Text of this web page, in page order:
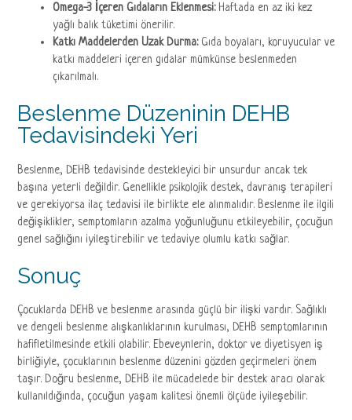
Omega-3 İçeren Gıdaların Eklenmesi:Haftada en az iki kez
yağlı balık tüketimi önerilir.
Katkı Maddelerden Uzak Durma:Gıda boyaları, koruyucular ve
katkı maddeleri içeren gıdalar mümkünse beslenmeden
çıkarılmalı.
Beslenme Düzeninin DEHB
Tedavisindeki Yeri
Beslenme, DEHB tedavisinde destekleyici bir unsurdur ancak tek
başına yeterli değildir. Genellikle psikolojik destek, davranış terapileri
ve gerekiyorsa ilaç tedavisi ile birlikte ele alınmalıdır. Beslenme ile ilgili
değişiklikler, semptomların azalma yoğunluğunu etkileyebilir, çocuğun
genel sağlığını iyileştirebilir ve tedaviye olumlu katkı sağlar.
Sonuç
Çocuklarda DEHB ve beslenme arasında güçlü bir ilişki vardır. Sağlıklı
ve dengeli beslenme alışkanlıklarının kurulması, DEHB semptomlarının
hafifletilmesinde etkili olabilir. Ebeveynlerin, doktor ve diyetisyen iş
birliğiyle, çocuklarının beslenme düzenini gözden geçirmeleri önem
taşır. Doğru beslenme, DEHB ile mücadelede bir destek aracı olarak
kullanıldığında, çocuğun yaşam kalitesi önemli ölçüde iyileşebilir.